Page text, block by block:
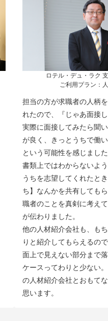
ロテル・デュ・ラク
ご利用プラン：
担当の方が求職者の人柄
れたので、『じゃあ面接し
実際に面接してみたら聞
が良く、きっとうちで働
という可能性を感じました
書類上ではわからないよう
うちを志望してくれたと
ち】なんかを共有しても
職者のことを真剣に考え
が伝わりました。
他の人材紹介会社も、も
りと紹介してもらえるの
面上で見えない部分まで
ケースってわりと少ない
の人材紹介会社とおもて
思います。